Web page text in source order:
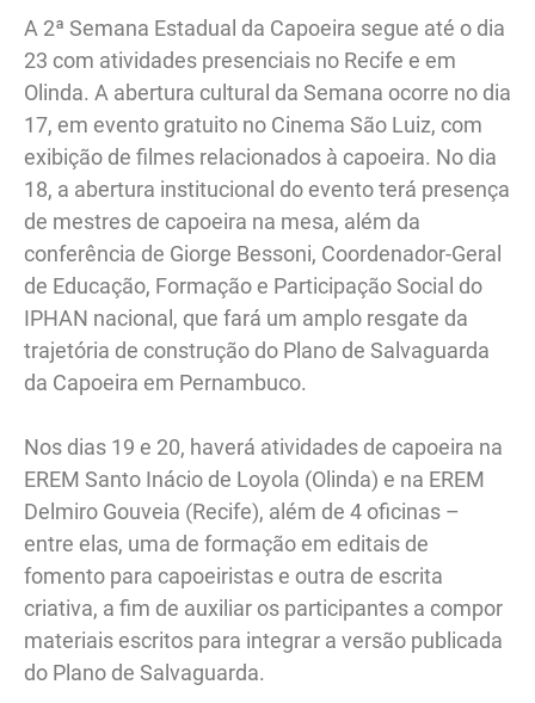
A 2ª Semana Estadual da Capoeira segue até o dia
23 com atividades presenciais no Recife e em
Olinda. A abertura cultural da Semana ocorre no dia
17, em evento gratuito no Cinema São Luiz, com
exibição de filmes relacionados à capoeira. No dia
18, a abertura institucional do evento terá presença
de mestres de capoeira na mesa, além da
conferência de Giorge Bessoni, Coordenador-Geral
de Educação, Formação e Participação Social do
IPHAN nacional, que fará um amplo resgate da
trajetória de construção do Plano de Salvaguarda
da Capoeira em Pernambuco.
Nos dias 19 e 20, haverá atividades de capoeira na
EREM Santo Inácio de Loyola (Olinda) e na EREM
Delmiro Gouveia (Recife), além de 4 oficinas –
entre elas, uma de formação em editais de
fomento para capoeiristas e outra de escrita
criativa, a fim de auxiliar os participantes a compor
materiais escritos para integrar a versão publicada
do Plano de Salvaguarda.